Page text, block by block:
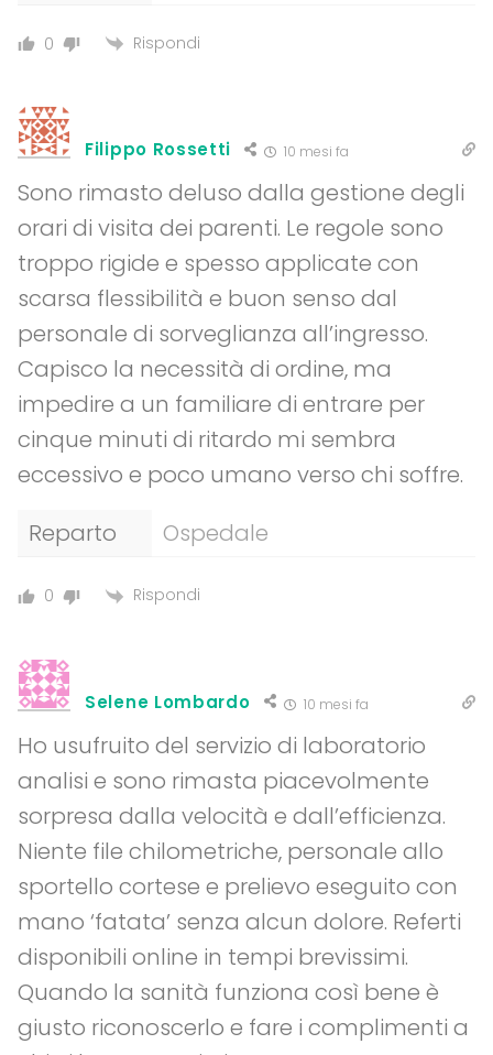
0 Rispondi
Filippo Rossetti 10 mesi fa
Sono rimasto deluso dalla gestione degli
orari di visita dei parenti. Le regole sono
troppo rigide e spesso applicate con
scarsa flessibilità e buon senso dal
personale di sorveglianza all’ingresso.
Capisco la necessità di ordine, ma
impedire a un familiare di entrare per
cinque minuti di ritardo mi sembra
eccessivo e poco umano verso chi soffre.
Reparto
Ospedale
0 Rispondi
Selene Lombardo 10 mesi fa
Ho usufruito del servizio di laboratorio
analisi e sono rimasta piacevolmente
sorpresa dalla velocità e dall’efficienza.
Niente file chilometriche, personale allo
sportello cortese e prelievo eseguito con
mano ‘fatata’ senza alcun dolore. Referti
disponibili online in tempi brevissimi.
Quando la sanità funziona così bene è
giusto riconoscerlo e fare i complimenti a